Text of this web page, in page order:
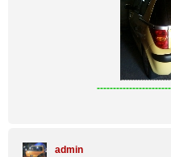
admin